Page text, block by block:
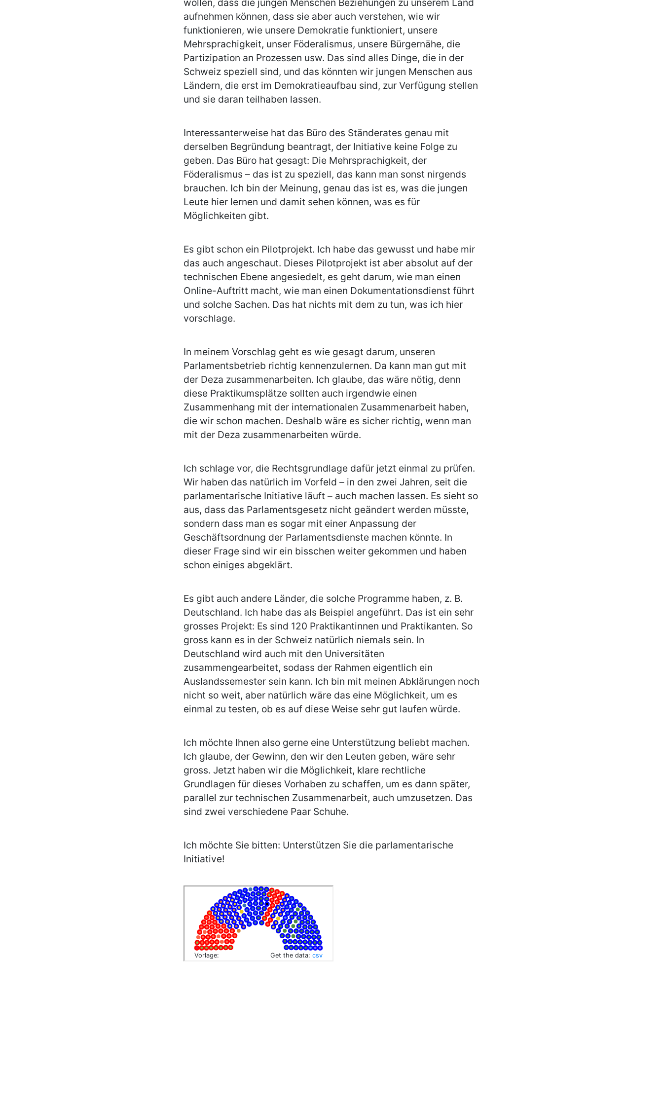
wollen, dass die jungen Menschen Beziehungen zu unserem Land
aufnehmen können, dass sie aber auch verstehen, wie wir
funktionieren, wie unsere Demokratie funktioniert, unsere
Mehrsprachigkeit, unser Föderalismus, unsere Bürgernähe, die
Partizipation an Prozessen usw. Das sind alles Dinge, die in der
Schweiz speziell sind, und das könnten wir jungen Menschen aus
Ländern, die erst im Demokratieaufbau sind, zur Verfügung stellen
und sie daran teilhaben lassen.
Interessanterweise hat das Büro des Ständerates genau mit
derselben Begründung beantragt, der Initiative keine Folge zu
geben. Das Büro hat gesagt: Die Mehrsprachigkeit, der
Föderalismus – das ist zu speziell, das kann man sonst nirgends
brauchen. Ich bin der Meinung, genau das ist es, was die jungen
Leute hier lernen und damit sehen können, was es für
Möglichkeiten gibt.
Es gibt schon ein Pilotprojekt. Ich habe das gewusst und habe mir
das auch angeschaut. Dieses Pilotprojekt ist aber absolut auf der
technischen Ebene angesiedelt, es geht darum, wie man einen
Online-Auftritt macht, wie man einen Dokumentationsdienst führt
und solche Sachen. Das hat nichts mit dem zu tun, was ich hier
vorschlage.
In meinem Vorschlag geht es wie gesagt darum, unseren
Parlamentsbetrieb richtig kennenzulernen. Da kann man gut mit
der Deza zusammenarbeiten. Ich glaube, das wäre nötig, denn
diese Praktikumsplätze sollten auch irgendwie einen
Zusammenhang mit der internationalen Zusammenarbeit haben,
die wir schon machen. Deshalb wäre es sicher richtig, wenn man
mit der Deza zusammenarbeiten würde.
Ich schlage vor, die Rechtsgrundlage dafür jetzt einmal zu prüfen.
Wir haben das natürlich im Vorfeld – in den zwei Jahren, seit die
parlamentarische Initiative läuft – auch machen lassen. Es sieht so
aus, dass das Parlamentsgesetz nicht geändert werden müsste,
sondern dass man es sogar mit einer Anpassung der
Geschäftsordnung der Parlamentsdienste machen könnte. In
dieser Frage sind wir ein bisschen weiter gekommen und haben
schon einiges abgeklärt.
Es gibt auch andere Länder, die solche Programme haben, z. B.
Deutschland. Ich habe das als Beispiel angeführt. Das ist ein sehr
grosses Projekt: Es sind 120 Praktikantinnen und Praktikanten. So
gross kann es in der Schweiz natürlich niemals sein. In
Deutschland wird auch mit den Universitäten
zusammengearbeitet, sodass der Rahmen eigentlich ein
Auslandssemester sein kann. Ich bin mit meinen Abklärungen noch
nicht so weit, aber natürlich wäre das eine Möglichkeit, um es
einmal zu testen, ob es auf diese Weise sehr gut laufen würde.
Ich möchte Ihnen also gerne eine Unterstützung beliebt machen.
Ich glaube, der Gewinn, den wir den Leuten geben, wäre sehr
gross. Jetzt haben wir die Möglichkeit, klare rechtliche
Grundlagen für dieses Vorhaben zu schaffen, um es dann später,
parallel zur technischen Zusammenarbeit, auch umzusetzen. Das
sind zwei verschiedene Paar Schuhe.
Ich möchte Sie bitten: Unterstützen Sie die parlamentarische
Initiative!